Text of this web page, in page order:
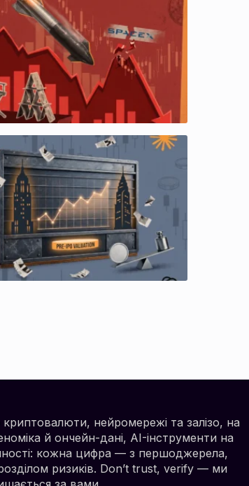
нейромережі та залізо, на
й ончейн-дані, AI-інструменти на
кожна цифра — з першоджерела,
ризиків. Don’t trust, verify — ми